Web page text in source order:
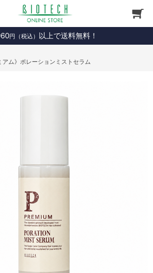
円（税込） 以上で送料無料！
アム》ポレーションミストセラム